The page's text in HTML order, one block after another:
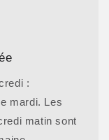
:
mardi. Les
matin sont